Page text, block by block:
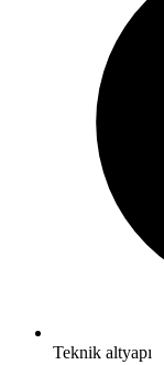
Teknik altyapı